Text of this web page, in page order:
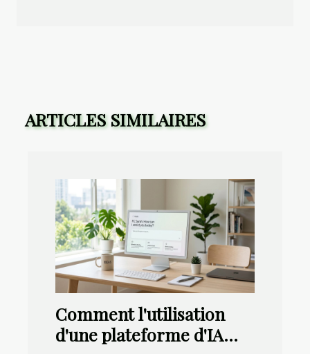
ARTICLES SIMILAIRES
Comment l'utilisation
d'une plateforme d'IA